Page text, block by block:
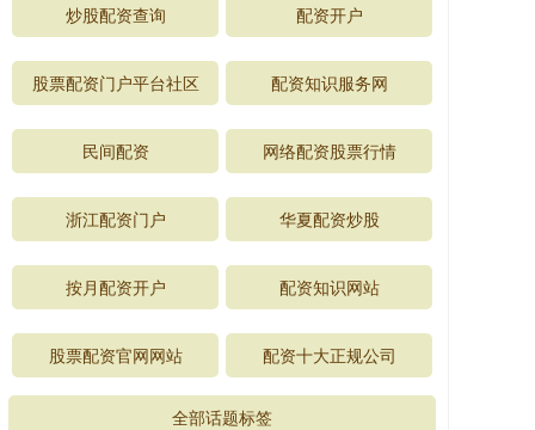
炒股配资查询 配资开户
股票配资门户平台社区 配资知识服务网
民间配资 网络配资股票行情
浙江配资门户 华夏配资炒股
按月配资开户 配资知识网站
股票配资官网网站 配资十大正规公司
全部话题标签